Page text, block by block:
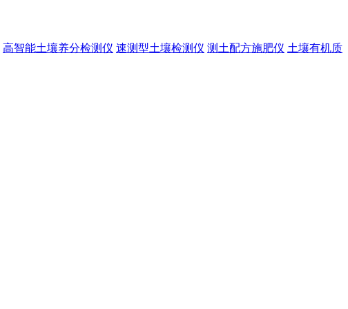
高智能土壤养分检测仪 速测型土壤检测仪 测土配方施肥仪 土壤有机质